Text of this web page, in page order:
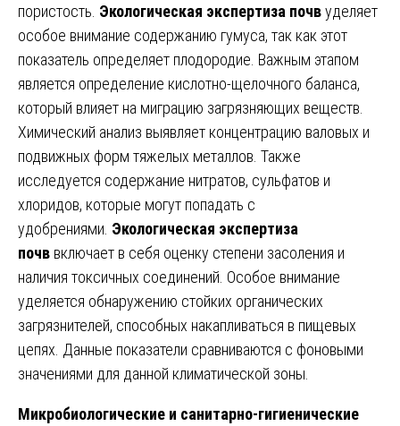
пористость. Экологическая экспертиза почвуделяет
особое внимание содержанию гумуса, так как этот
показатель определяет плодородие. Важным этапом
является определение кислотно-щелочного баланса,
который влияет на миграцию загрязняющих веществ.
Химический анализ выявляет концентрацию валовых и
подвижных форм тяжелых металлов. Также
исследуется содержание нитратов, сульфатов и
хлоридов, которые могут попадать с
удобрениями. Экологическая экспертиза
почв включает в себя оценку степени засоления и
наличия токсичных соединений. Особое внимание
уделяется обнаружению стойких органических
загрязнителей, способных накапливаться в пищевых
цепях. Данные показатели сравниваются с фоновыми
значениями для данной климатической зоны.
Микробиологические и санитарно-гигиенические